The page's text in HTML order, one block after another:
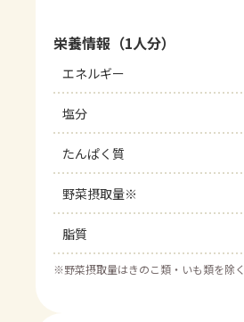
栄養情報（1人分）
エネルギー
塩分
たんぱく質
野菜摂取量※
脂質
※野菜摂取量はきのこ類・いも類を除く